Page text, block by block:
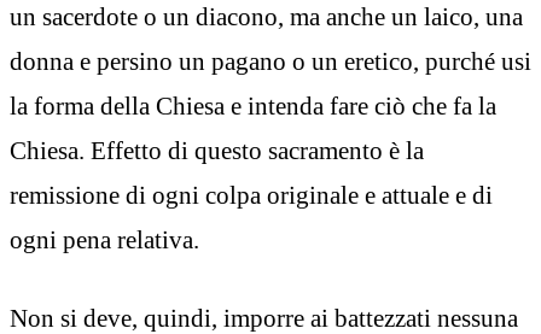
un sacerdote o un diacono, ma anche un laico, una
donna e persino un pagano o un eretico, purché usi
la forma della Chiesa e intenda fare ciò che fa la
Chiesa. Effetto di questo sacramento è la
remissione di ogni colpa originale e attuale e di
ogni pena relativa.
Non si deve, quindi, imporre ai battezzati nessuna